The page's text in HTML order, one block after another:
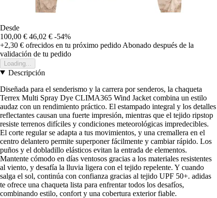
Desde
100,00 € 46,02 € -54%
+2,30 € ofrecidos en tu próximo pedido Abonado después de la
validación de tu pedido
Loading...
Descripción
Diseñada para el senderismo y la carrera por senderos, la chaqueta
Terrex Multi Spray Dye CLIMA365 Wind Jacket combina un estilo
audaz con un rendimiento práctico. El estampado integral y los detalles
reflectantes causan una fuerte impresión, mientras que el tejido ripstop
resiste terrenos difíciles y condiciones meteorológicas impredecibles.
El corte regular se adapta a tus movimientos, y una cremallera en el
centro delantero permite superponer fácilmente y cambiar rápido. Los
puños y el dobladillo elásticos evitan la entrada de elementos.
Mantente cómodo en días ventosos gracias a los materiales resistentes
al viento, y desafía la lluvia ligera con el tejido repelente. Y cuando
salga el sol, continúa con confianza gracias al tejido UPF 50+. adidas
te ofrece una chaqueta lista para enfrentar todos los desafíos,
combinando estilo, confort y una cobertura exterior fiable.